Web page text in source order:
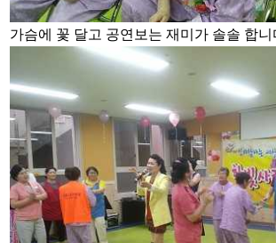
가슴에 꽃 달고 공연보는 재미가 솔솔 합니